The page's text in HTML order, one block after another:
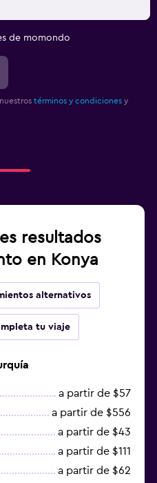
de momondo
términos y condiciones y
resultados
en Konya
alternativos
tu viaje
a partir de $57
a partir de $556
a partir de $43
a partir de $111
a partir de $62